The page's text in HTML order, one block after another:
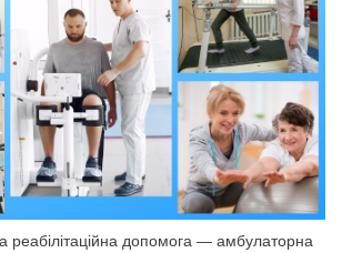
реабілітаційна допомога — амбулаторна